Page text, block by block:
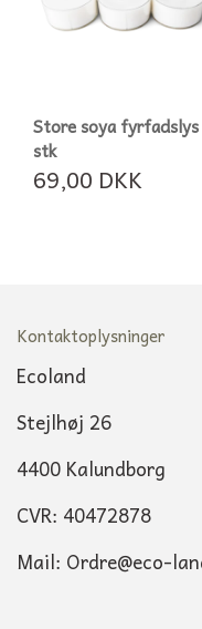
Store soya
stk
69,00 DKK
Kontaktoplysninger
Ecoland
Stejlhøj 26
4400 Kalundborg
CVR: 40472878
Mail: Ordre@eco-